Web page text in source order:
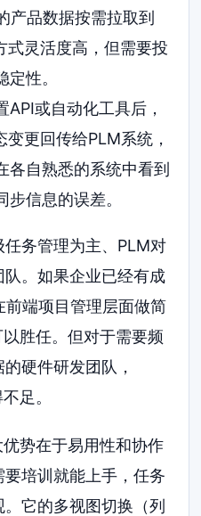
产品数据按需拉取到
式灵活度高，但需要投
性。
API或自动化工具后，
更回传给PLM系统，
各自熟悉的系统中看到
信息的误差。
任务管理为主、PLM对
。如果企业已经有成
端项目管理层面做简
胜任。但对于需要频
硬件研发团队，
足。
优势在于易用性和协作
培训就能上手，任务
它的多视图切换（列